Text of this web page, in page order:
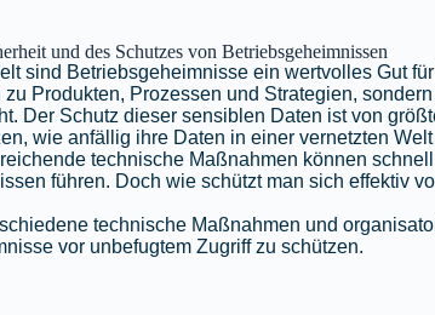
und des Schutzes von Betriebsgeheimnissen
sind Betriebsgeheimnisse ein wertvolles Gut
Produkten, Prozessen und Strategien,
Der Schutz dieser sensiblen Daten ist von
wie anfällig ihre Daten in einer vernetzten
technische Maßnahmen können
führen. Doch wie schützt man sich effektiv
technische Maßnahmen und
vor unbefugtem Zugriff zu schützen.